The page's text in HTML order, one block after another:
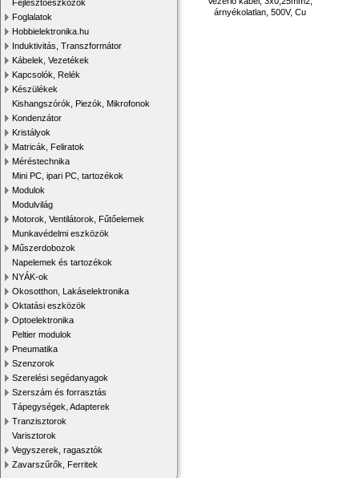
Fejlesztőeszközök
Foglalatok
Hobbielektronika.hu
Induktivitás, Transzformátor
Kábelek, Vezetékek
Kapcsolók, Relék
Készülékek
Kishangszórók, Piezók, Mikrofonok
Kondenzátor
Kristályok
Matricák, Feliratok
Méréstechnika
Mini PC, ipari PC, tartozékok
Modulok
Modulvilág
Motorok, Ventilátorok, Fűtőelemek
Munkavédelmi eszközök
Műszerdobozok
Napelemek és tartozékok
NYÁK-ok
Okosotthon, Lakáselektronika
Oktatási eszközök
Optoelektronika
Peltier modulok
Pneumatika
Szenzorok
Szerelési segédanyagok
Szerszám és forrasztás
Tápegységek, Adapterek
Tranzisztorok
Varisztorok
Vegyszerek, ragasztók
Zavarszűrők, Ferritek
árnyékolatlan, 500V, Cu